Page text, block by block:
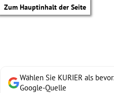
Zum Hauptinhalt der Seite
Wählen Sie KURIER als
Google-Quelle